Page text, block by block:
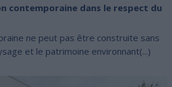
contemporaine dans le respect du
ne peut pas être construite sans
et le patrimoine environnant(...)